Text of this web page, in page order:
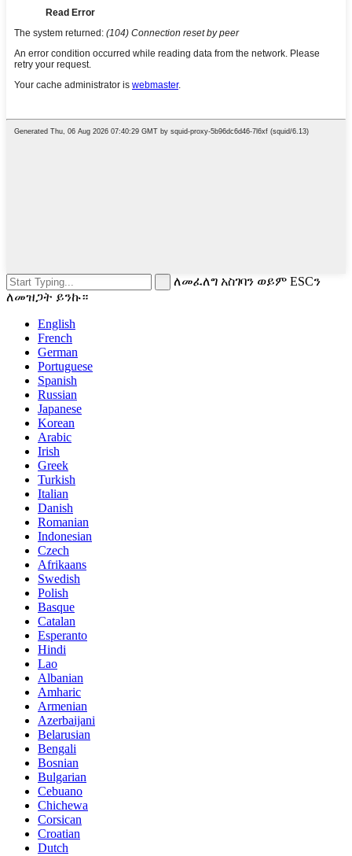
ለመፈለግ አስገባን ወይም ESCን
ለመዝጋት ይንኩ።
English
French
German
Portuguese
Spanish
Russian
Japanese
Korean
Arabic
Irish
Greek
Turkish
Italian
Danish
Romanian
Indonesian
Czech
Afrikaans
Swedish
Polish
Basque
Catalan
Esperanto
Hindi
Lao
Albanian
Amharic
Armenian
Azerbaijani
Belarusian
Bengali
Bosnian
Bulgarian
Cebuano
Chichewa
Corsican
Croatian
Dutch